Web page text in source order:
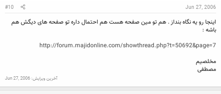
Jun 27, 2006
#10
اینجا رو یه نگاه بنداز . هم تو مین صفحه هست هم احتمال داره تو صفحه های دیگش هم
باشه :
http://forum.majidonline.com/showthread.php?t=50692&page=7
مخلصیم
مصطفی
آخرین ویرایش: Jun 27, 2006